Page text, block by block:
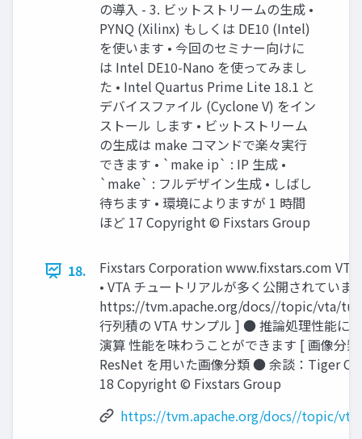
の導入 - 3. ビットストリームの生成 •
PYNQ (Xilinx) もしくは DE10 (Intel)
を使います • 今回のセミナー向けに
は Intel DE10-Nano を使ってみまし
た • Intel Quartus Prime Lite 18.1 と
デバイスファイル (Cyclone V) をイン
ストール します • ビットストリーム
の生成は make コマンドで楽々実行
できます • `make ip` : IP 生成 •
`make` : フルデザイン生成 • しばし
待ちます • 環境によりますが 1 時間
ほど 17 Copyright © Fixstars Group
18.
Fixstars Corporation www.ﬁxstars.com VTA
• VTA チュートリアルが多く公開されていま
https://tvm.apache.org/docs//topic/vta/
行列積の VTA サンプル ] ● 推論処理性能に
演算 性能を味わうことができます [ 画像分
ResNet を用いた画像分類 ● 余談：Tiger
18 Copyright © Fixstars Group
https://tvm.apache.org/docs//topic/